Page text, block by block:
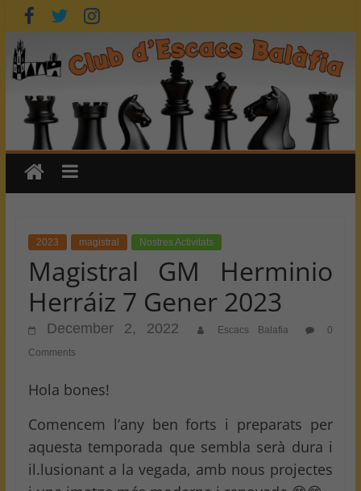
Skip
to
content
2023 magistral Nostres Activitats
Magistral GM Herminio
Herráiz 7 Gener 2023
December 2, 2022 Escacs Balafia
0
Comments
Hola bones!
Comencem l’any ben forts i preparats per
aquesta temporada que sembla serà dura i
il.lusionant a la vegada, amb nous projectes